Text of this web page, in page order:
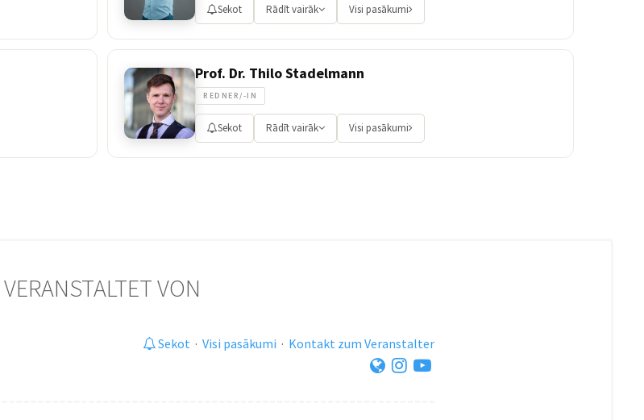
Sekot Rādīt vairāk Visi pasākumi
Prof. Dr. Thilo Stadelmann
REDNER/-IN
Sekot Rādīt vairāk Visi pasākumi
VERANSTALTET VON
Sekot · Visi pasākumi · Kontakt zum Veranstalter